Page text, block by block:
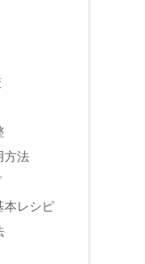
方法
本レシピ